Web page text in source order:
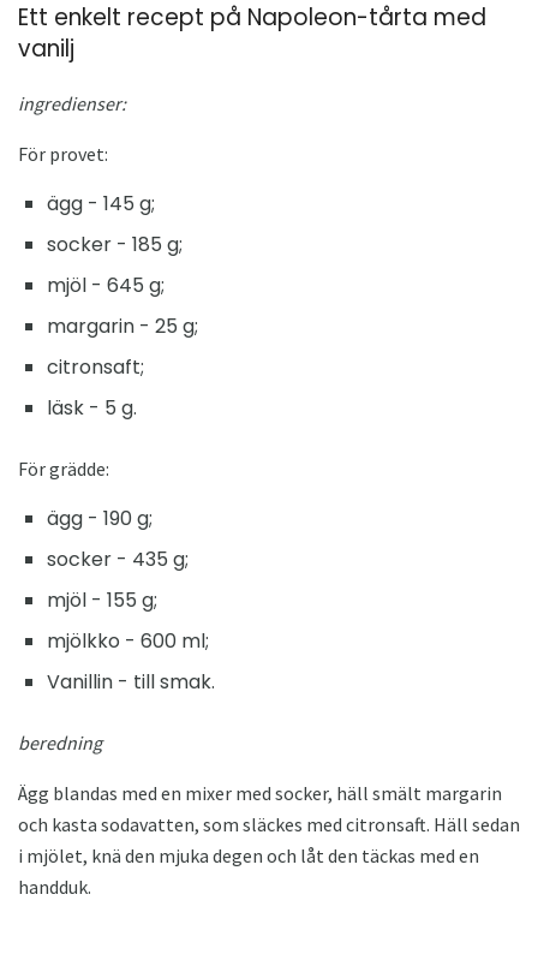
Ett enkelt recept på Napoleon-tårta med
vanilj
ingredienser:
För provet:
ägg - 145 g;
socker - 185 g;
mjöl - 645 g;
margarin - 25 g;
citronsaft;
läsk - 5 g.
För grädde:
ägg - 190 g;
socker - 435 g;
mjöl - 155 g;
mjölkko - 600 ml;
Vanillin - till smak.
beredning
Ägg blandas med en mixer med socker, häll smält margarin
och kasta sodavatten, som släckes med citronsaft. Häll sedan
i mjölet, knä den mjuka degen och låt den täckas med en
handduk.